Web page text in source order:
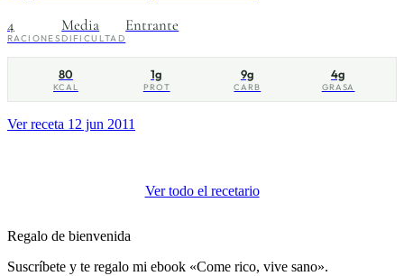
4
RACIONES
Media
DIFICULTAD
Entrante
80
KCAL
1g
PROT
9g
CARB
4g
GRASA
Ver receta 12 jun 2011
Ver todo el recetario
Regalo de bienvenida
Suscríbete y te regalo mi ebook «Come rico, vive sano».